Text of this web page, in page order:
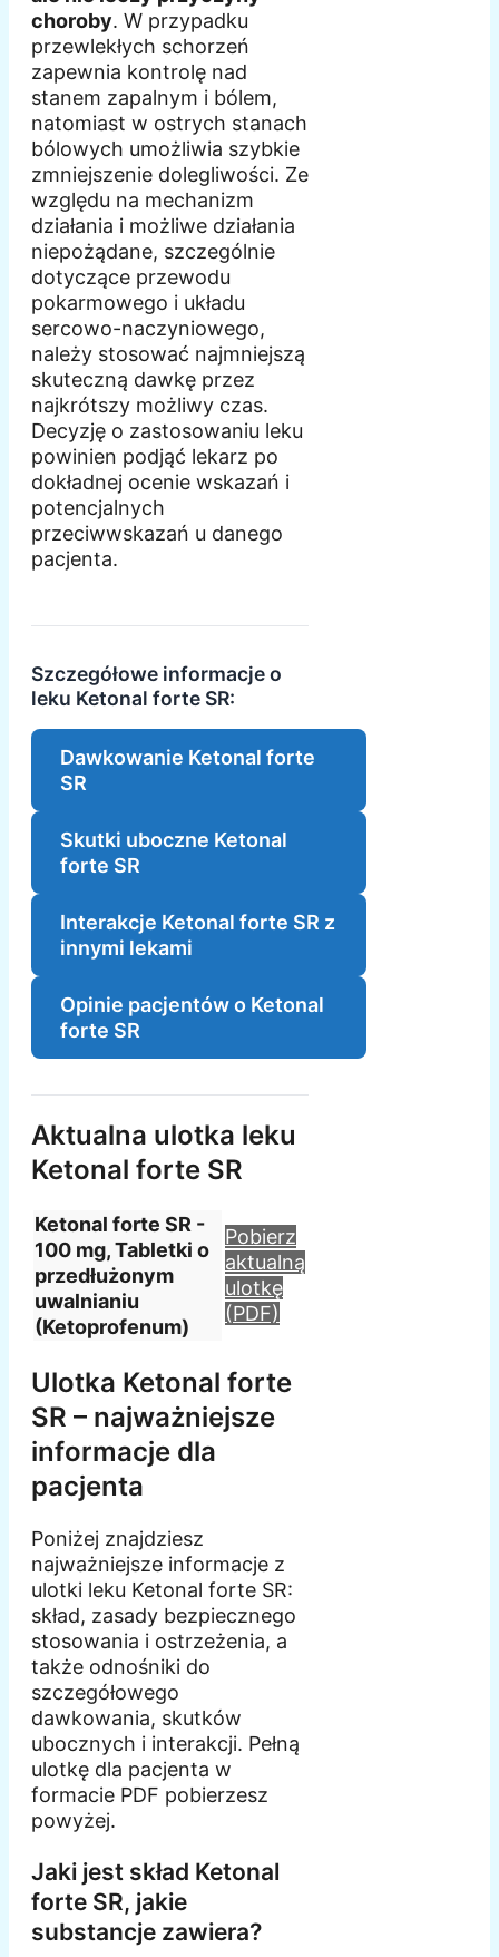
choroby. W przypadku
przewlekłych schorzeń
zapewnia kontrolę nad
stanem zapalnym i bólem,
natomiast w ostrych stanach
bólowych umożliwia szybkie
zmniejszenie dolegliwości. Ze
względu na mechanizm
działania i możliwe działania
niepożądane, szczególnie
dotyczące przewodu
pokarmowego i układu
sercowo-naczyniowego,
należy stosować najmniejszą
skuteczną dawkę przez
najkrótszy możliwy czas.
Decyzję o zastosowaniu leku
powinien podjąć lekarz po
dokładnej ocenie wskazań i
potencjalnych
przeciwwskazań u danego
pacjenta.
Szczegółowe informacje o
leku Ketonal forte SR:
Dawkowanie Ketonal forte
SR
Skutki uboczne Ketonal
forte SR
Interakcje Ketonal forte SR z
innymi lekami
Opinie pacjentów o Ketonal
forte SR
Aktualna ulotka leku
Ketonal forte SR
Ketonal forte SR -
100 mg, Tabletki o
przedłużonym
uwalnianiu
(Ketoprofenum)
Pobierz
aktualną
ulotkę
(PDF)
Ulotka Ketonal forte
SR – najważniejsze
informacje dla
pacjenta
Poniżej znajdziesz
najważniejsze informacje z
ulotki leku Ketonal forte SR:
skład, zasady bezpiecznego
stosowania i ostrzeżenia, a
także odnośniki do
szczegółowego
dawkowania, skutków
ubocznych i interakcji. Pełną
ulotkę dla pacjenta w
formacie PDF pobierzesz
powyżej.
Jaki jest skład Ketonal
forte SR, jakie
substancje zawiera?